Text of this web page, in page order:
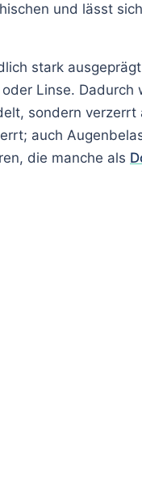
und lässt
stark
Linse.
sondern
auch
die manche als